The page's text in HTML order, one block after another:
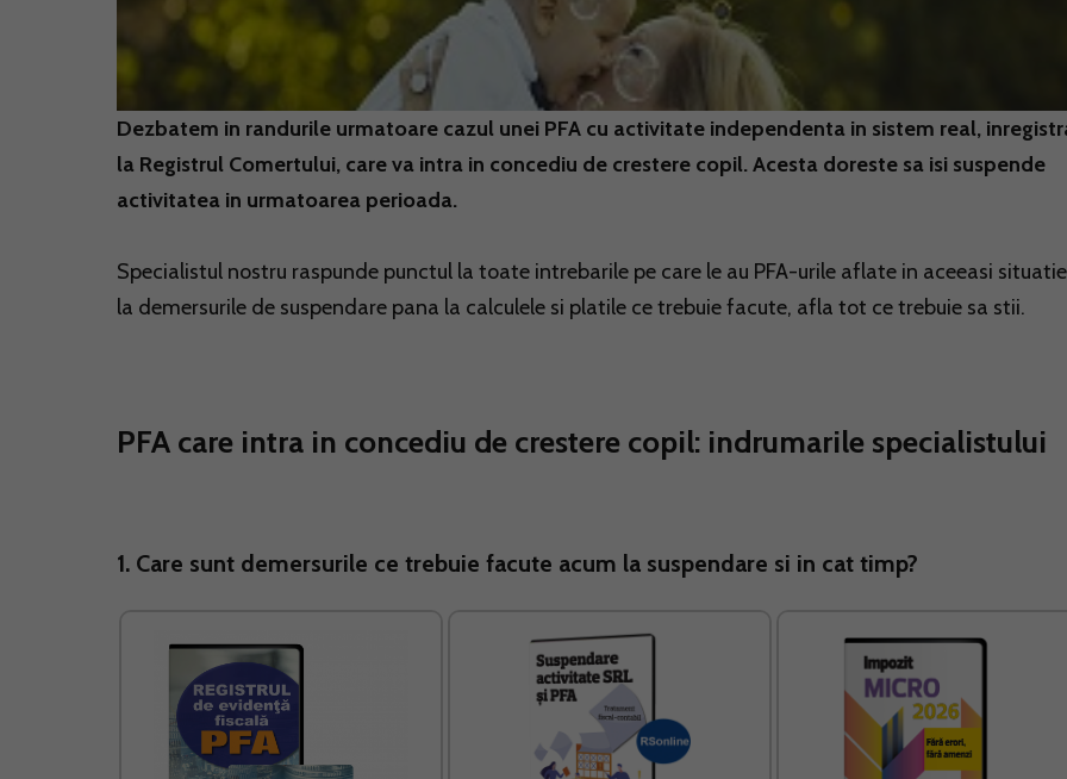
Dezbatem in randurile urmatoare cazul unei PFA cu activitate independenta in sistem real,
la Registrul Comertului, care va intra in concediu de crestere copil. Acesta doreste sa isi suspende
activitatea in urmatoarea perioada.
Specialistul nostru raspunde punctul la toate intrebarile pe care le au PFA-urile aflate in aceeasi
la demersurile de suspendare pana la calculele si platile ce trebuie facute, afla tot ce trebuie sa stii.
PFA care intra in concediu de crestere copil: indrumarile specialistului
1. Care sunt demersurile ce trebuie facute acum la suspendare si in cat timp?